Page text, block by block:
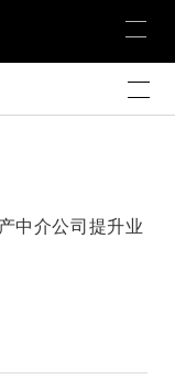
中介公司提升业